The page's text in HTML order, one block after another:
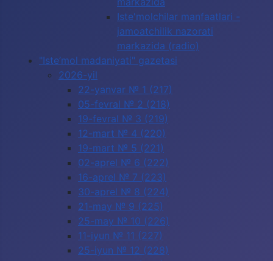
Iste'molchilar manfaatlari -
jamoatchilik nazorati
markazida (radio)
"Iste’mol madaniyati" gazetasi
2026-yil
22-yanvar № 1 (217)
05-fevral № 2 (218)
19-fevral № 3 (219)
12-mart № 4 (220)
19-mart № 5 (221)
02-aprel № 6 (222)
16-aprel № 7 (223)
30-aprel № 8 (224)
21-may № 9 (225)
25-may № 10 (226)
11-iyun № 11 (227)
25-iyun № 12 (228)